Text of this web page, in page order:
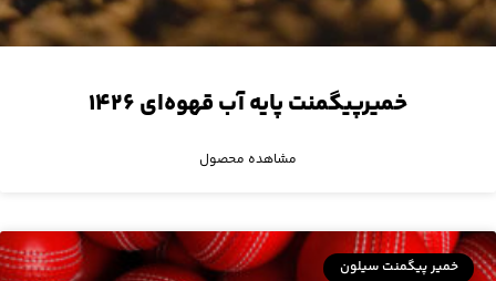
خمیرپیگمنت پایه آب قهوه‌ای ۱۴۲۶
مشاهده محصول
خمیر پیگمنت سیلون